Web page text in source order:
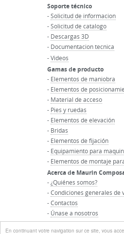
En continuant votre navigation sur ce site, vous
Soporte técnico
-Solicitud de informacion
-Solicitud de catalogo
- Descargas 3D
- Documentacion tecnica
-Videos
Gamas de producto
- Elementos de maniobra
- Elementos de
- Material de acceso
- Pies y ruedas
- Elementos de elevación
- Bridas
- Elementos de fijación
- Equipamiento para
- Elementos de montaje
Acerca de Maurin
-¿Quiénes somos?
-Condiciones generales de
-Contactos
- Únase a nosotros
-Inicio del grupo Maurin